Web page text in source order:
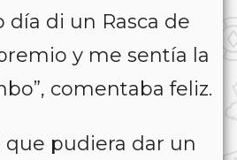
día di un Rasca de
y me sentía la
comentaba feliz.
que pudiera dar un